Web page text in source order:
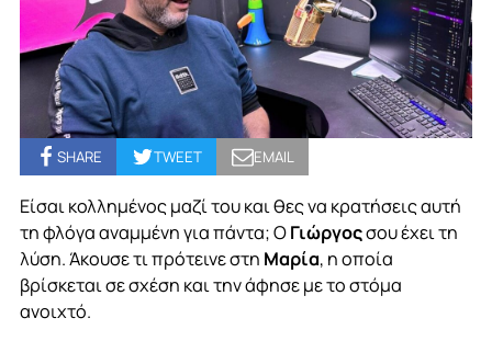
SHARE TWEET EMAIL
Είσαι κολλημένος μαζί του και θες να κρατήσεις αυτή
τη φλόγα αναμμένη για πάντα; ΟΓιώργοςσου έχει τη
λύση. Άκουσε τι πρότεινε στη Μαρία, η οποία
βρίσκεται σε σχέση και την άφησε με το στόμα
ανοιχτό.